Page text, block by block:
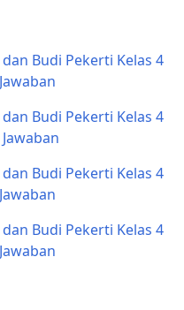
Budi Pekerti Kelas 4
Budi Pekerti Kelas 4
Budi Pekerti Kelas 4
Budi Pekerti Kelas 4